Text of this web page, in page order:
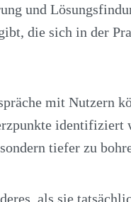
und
die sich in der
mit Nutzern
identifiziert
tiefer zu
als sie